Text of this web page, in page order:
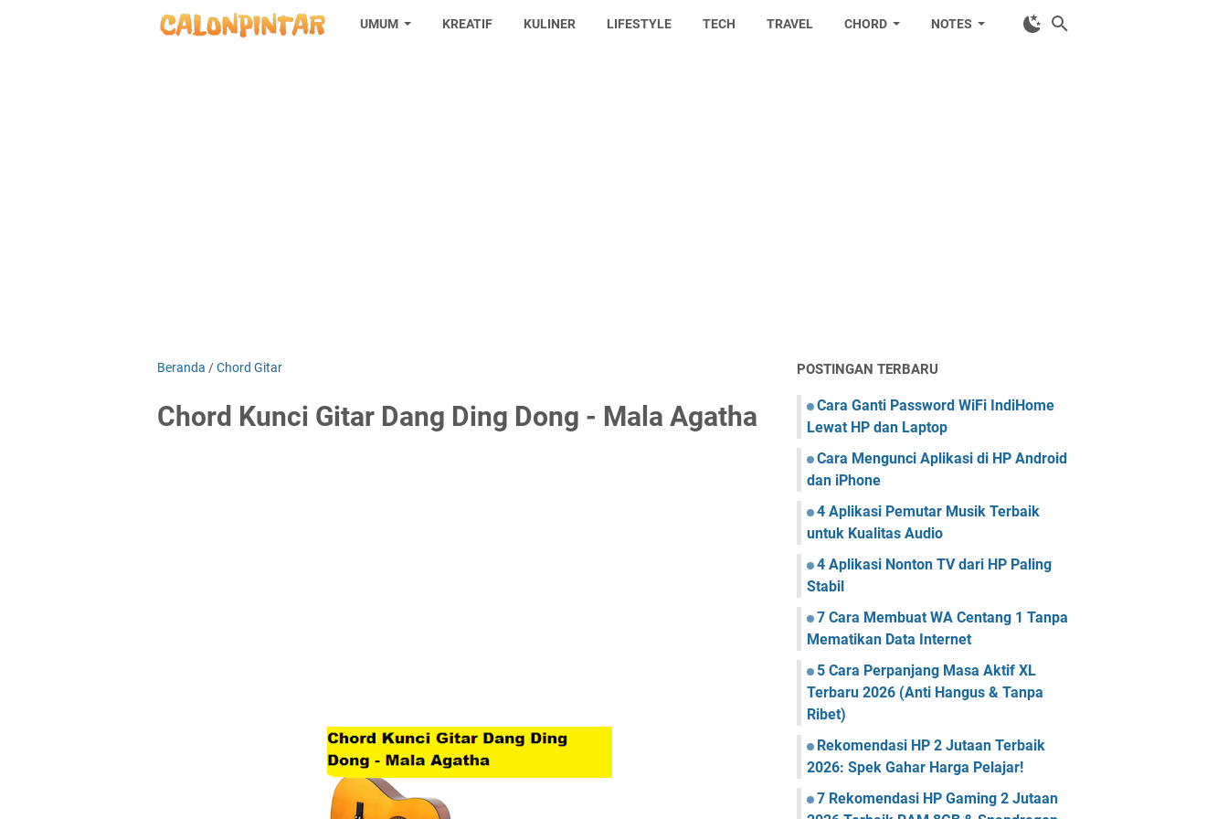
UMUM KREATIF KULINER LIFESTYLE TECH TRAVEL CHORD NOTES
Beranda /Chord Gitar
Chord Kunci Gitar Dang Ding Dong - Mala Agatha
POSTINGAN TERBARU
Cara Ganti Password WiFi IndiHome
Lewat HP dan Laptop
Cara Mengunci Aplikasi di HP Android
dan iPhone
4 Aplikasi Pemutar Musik Terbaik
untuk Kualitas Audio
4 Aplikasi Nonton TV dari HP Paling
Stabil
7 Cara Membuat WA Centang 1 Tanpa
Mematikan Data Internet
5 Cara Perpanjang Masa Aktif XL
Terbaru 2026 (Anti Hangus & Tanpa
Ribet)
Rekomendasi HP 2 Jutaan Terbaik
2026: Spek Gahar Harga Pelajar!
7 Rekomendasi HP Gaming 2 Jutaan